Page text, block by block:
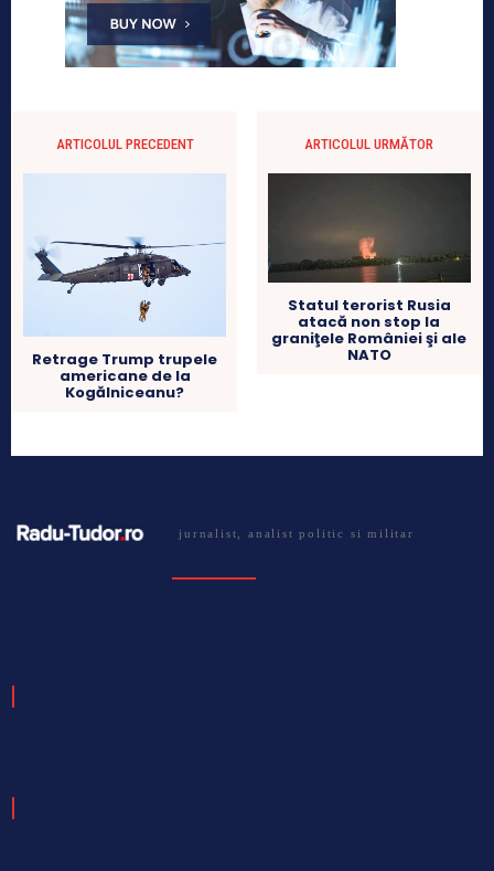
ARTICOLUL PRECEDENT
Retrage Trump trupele
americane de la
Kogălniceanu?
ARTICOLUL URMĂTOR
Statul terorist Rusia
atacă non stop la
graniţele României şi ale
NATO
jurnalist, analist politic si militar